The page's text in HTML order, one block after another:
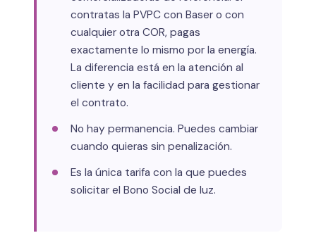
contratas la PVPC con Baser o con
cualquier otra COR, pagas
exactamente lo mismo por la energía.
La diferencia está en la atención al
cliente y en la facilidad para gestionar
el contrato.
No hay permanencia. Puedes cambiar
cuando quieras sin penalización.
Es la única tarifa con la que puedes
solicitar el Bono Social de luz.